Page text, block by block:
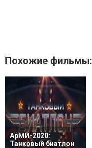
Похожие фильмы:
АрМИ-2020:
Танковый биатлон